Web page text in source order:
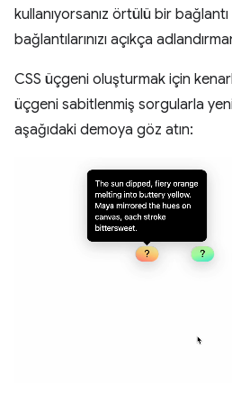
kullanıyorsanız örtülü bir
bağlantılarınızı açıkça
CSS üçgeni oluşturmak için
üçgeni sabitlenmiş sorgularla
aşağıdaki demoya göz atın: